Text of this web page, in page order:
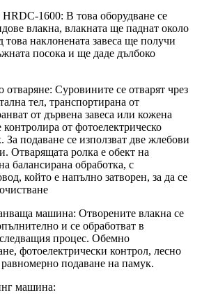
HRDC-1600: В това оборудване се
влакна, влакната ще паднат около
това наклонената завеса ще получи
посока и ще даде дълбоко
Суровините се отварят чрез
тел, транспортирана от
от дървена завеса или кожена
контролира от фотоелектрическо
За подаване се използват две жлебови
Отварящата ролка е обект на
балансирана обработка, с
който е напълно затворен, за да се
машина: Отворените влакна се
и се обработват в
процес. Обемно
фотоелектрически контрол, лесно
подаване на памук.
машина: